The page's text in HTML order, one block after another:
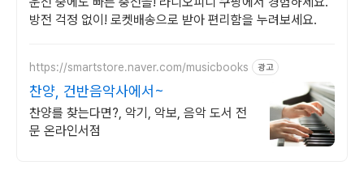
방전 걱정 없이! 로켓배송으로 받아 편리함을 누려보세요.
https://smartstore.naver.com/musicbooks 광고
찬양, 건반음악사에서~
찬양를 찾는다면?, 악기, 악보, 음악 도서 전
문 온라인서점